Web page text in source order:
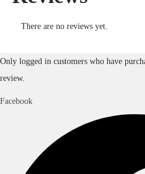
There are no reviews yet.
Only logged in customers who have
review.
Facebook